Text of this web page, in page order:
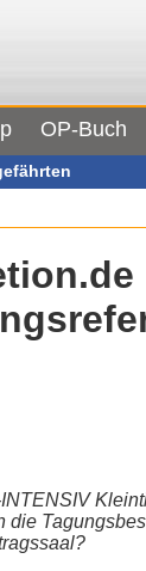
OP-Buch
die